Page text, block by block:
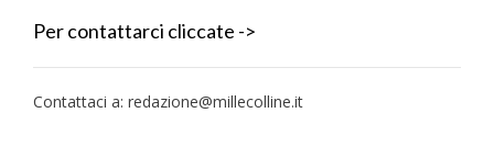
Per contattarci cliccate ->
Contattaci a: redazione@millecolline.it